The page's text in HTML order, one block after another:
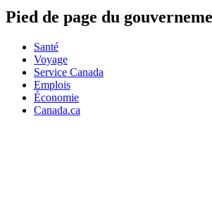
Pied de page du
Santé
Voyage
Service Canada
Emplois
Économie
Canada.ca